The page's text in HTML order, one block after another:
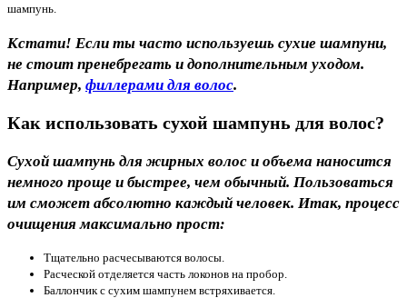
шампунь.
Кстати! Если ты часто используешь сухие шампуни,
не стоит пренебрегать и дополнительным уходом.
Например, филлерами для волос.
Как использовать сухой шампунь для волос?
Сухой шампунь для жирных волос и объема наносится
немного проще и быстрее, чем обычный. Пользоваться
им сможет абсолютно каждый человек. Итак, процесс
очищения максимально прост:
Тщательно расчесываются волосы.
Расческой отделяется часть локонов на пробор.
Баллончик с сухим шампунем встряхивается.